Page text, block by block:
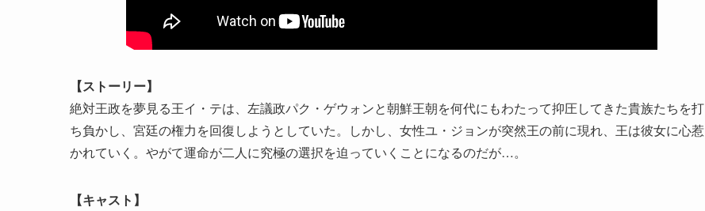
【ストーリー】
絶対王政を夢見る王イ・テは、左議政パク・ゲウォンと朝鮮王朝を何代にもわたって抑圧してきた貴族たちを打
ち負かし、宮廷の権力を回復しようとしていた。しかし、女性ユ・ジョンが突然王の前に現れ、王は彼女に心惹
かれていく。やがて運命が二人に究極の選択を迫っていくことになるのだが…。
【キャスト】